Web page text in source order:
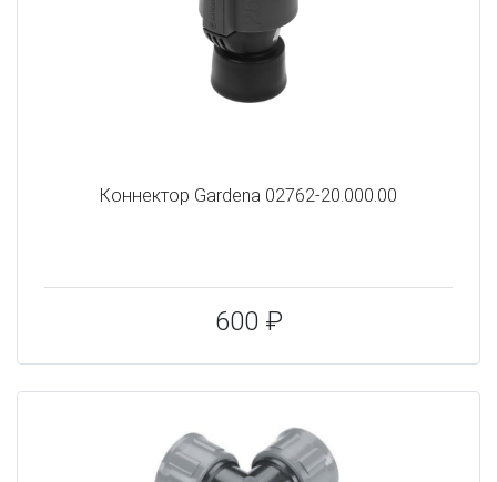
Коннектор Gardena 02762-20.000.00
600 ₽